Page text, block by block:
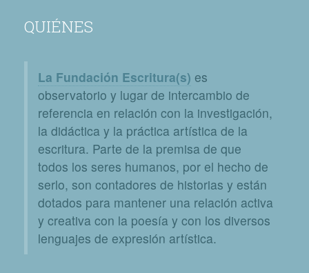
QUIÉNES
La Fundación Escritura(s) es
observatorio y lugar de intercambio de
referencia en relación con la investigación,
la didáctica y la práctica artística de la
escritura. Parte de la premisa de que
todos los seres humanos, por el hecho de
serlo, son contadores de historias y están
dotados para mantener una relación activa
y creativa con la poesía y con los diversos
lenguajes de expresión artística.